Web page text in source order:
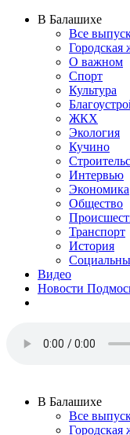
В Балашихе
Все
Городская
О важном
Спорт
Культура
ЖКХ
Экология
Кучино
Интервью
Экономика
Общество
Транспорт
История
Видео
Новости
В Балашихе
Все
Городская